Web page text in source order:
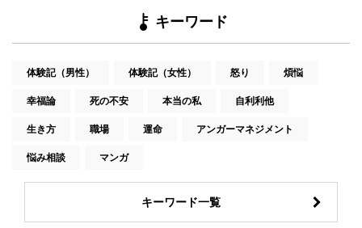
キーワード
体験記（男性） 体験記（女性） 怒り 煩悩
幸福論 死の不安 本当の私 自利利他
生き方 職場 運命 アンガーマネジメント
悩み相談 マンガ
キーワード一覧